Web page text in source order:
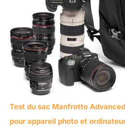
Test du sac Manfrotto
pour appareil photo et